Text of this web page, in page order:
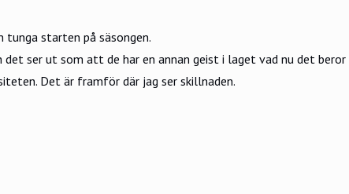
starten på säsongen.
ser ut som att de har en annan geist i laget vad nu det
Det är framför där jag ser skillnaden.